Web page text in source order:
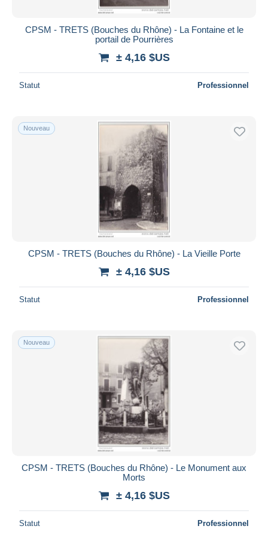
CPSM - TRETS (Bouches du Rhône) - La Fontaine et le
portail de Pourrières
± 4,16 $US
Statut Professionnel
Nouveau
CPSM - TRETS (Bouches du Rhône) - La Vieille Porte
± 4,16 $US
Statut Professionnel
Nouveau
CPSM - TRETS (Bouches du Rhône) - Le Monument aux
Morts
± 4,16 $US
Statut Professionnel